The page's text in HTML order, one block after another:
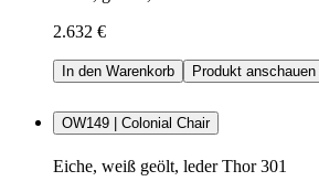
2.632 €
In den Warenkorb Produkt anschauen
OW149 | Colonial Chair
Eiche, weiß geölt, leder Thor 301